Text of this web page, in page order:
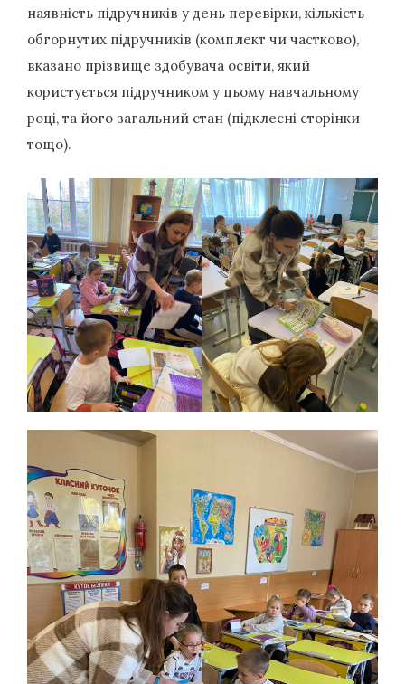
наявність підручників у день перевірки, кількість
обгорнутих підручників (комплект чи частково),
вказано прізвище здобувача освіти, який
користується підручником у цьому навчальному
році, та його загальний стан (підклеєні сторінки
тощо).